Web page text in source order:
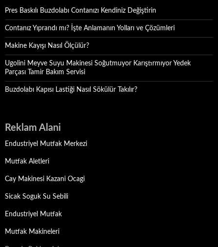
Pres Baskılı Buzdolabı Contanızı Kendiniz Değiştirin
Contanız Yıprandı mı? İşte Anlamanın Yolları ve Çözümleri
Makine Kayışı Nasıl Ölçülür?
Ugolini Meyve Suyu Makinesi Soğutmuyor Karıştırmıyor Yedek
Parçası Tamir Bakım Servisi
Buzdolabı Kapısı Lastiği Nasıl Sökülür Takılır?
Reklam Alani
Endustriyel Mutfak Merkezi
Mutfak Aletleri
Cay Makinesi Kazani Ocagi
Sicak Soguk Su Sebili
Endustriyel Mutfak
Mutfak Makineleri